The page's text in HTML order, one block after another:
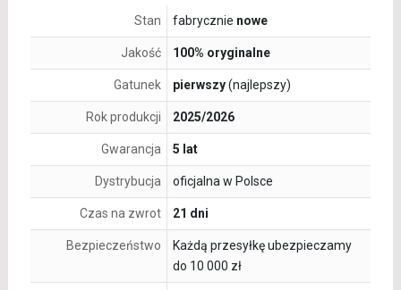
Stan fabrycznie nowe
Jakość 100% oryginalne
Gatunek pierwszy(najlepszy)
Rok produkcji 2025/2026
Gwarancja 5 lat
Dystrybucja oficjalna w Polsce
Czas na zwrot 21 dni
Bezpieczeństwo
Każdą przesyłkę ubezpieczamy
do 10 000 zł